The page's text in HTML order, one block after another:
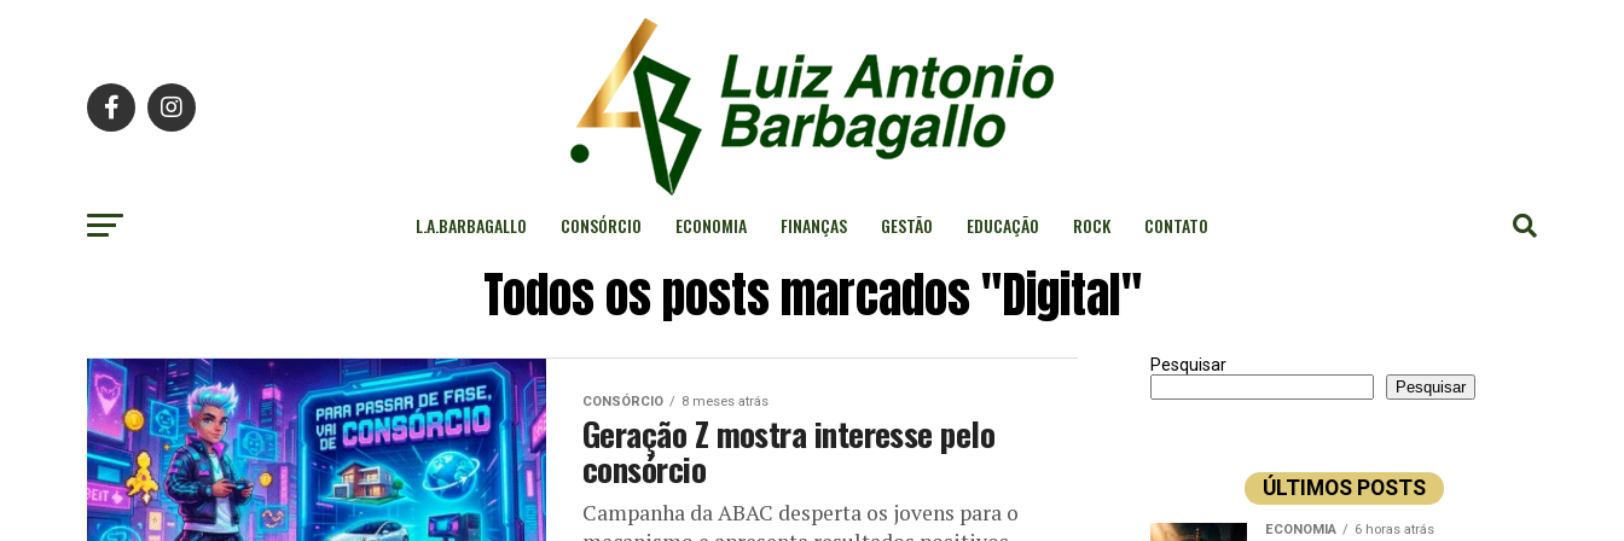
L.A.BARBAGALLO CONSÓRCIO ECONOMIA FINANÇAS GESTÃO EDUCAÇÃO ROCK CONTATO
Todos os posts marcados "Digital"
CONSÓRCIO 8 meses atrás
Geração Z mostra interesse pelo
consórcio
Campanha da ABAC desperta os jovens para o
Pesquisar
Pesquisar
ÚLTIMOS POSTS
ECONOMIA 6 horas atrás